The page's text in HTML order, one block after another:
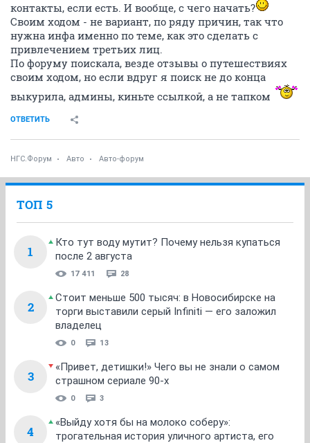
контакты, если есть. И вообще, с чего начать?
Своим ходом - не вариант, по ряду причин, так что
нужна инфа именно по теме, как это сделать с
привлечением третьих лиц.
По форуму поискала, везде отзывы о путешествиях
своим ходом, но если вдруг я поиск не до конца
выкурила, админы, киньте ссылкой, а не тапком
ОТВЕТИТЬ
НГС.Форум Авто Авто-форум
ТОП 5
1
Кто тут воду мутит? Почему нельзя купаться
после 2 августа
17 411 28
2
Стоит меньше 500 тысяч: в Новосибирске на
торги выставили серый Infiniti — его заложил
владелец
0 13
3
«Привет, детишки!» Чего вы не знали о самом
страшном сериале 90-х
0 3
4
«Выйду хотя бы на молоко соберу»:
трогательная история уличного артиста, его